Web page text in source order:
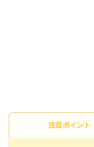
注目ポイント